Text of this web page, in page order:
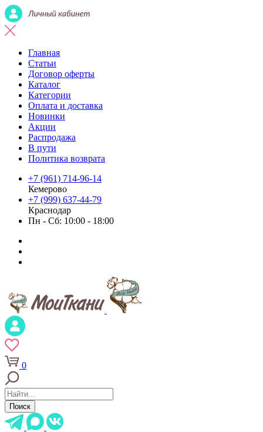
Главная
Статьи
Договор оферты
Каталог
Категории
Оплата и доставка
Новинки
Акции
Распродажа
В пути
Политика возврата
+7 (961) 714-96-14
Кемерово
+7 (999) 637-44-79
Краснодар
Пн - Сб: 10:00 - 18:00
0
Поиск